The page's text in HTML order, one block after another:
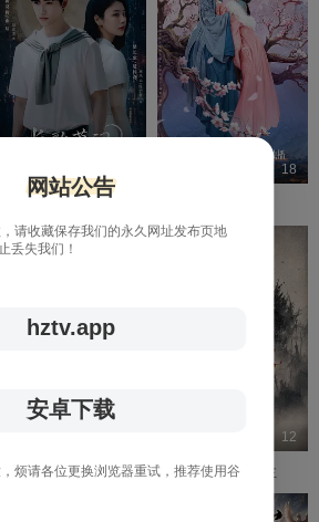
18
夜如歌
12
从乱葬岗到幽冥之主
网站公告
请收藏保存我们的永久网址发布页地
丢失我们！
hztv.app
安卓下载
烦请各位更换浏览器重试，推荐使用谷